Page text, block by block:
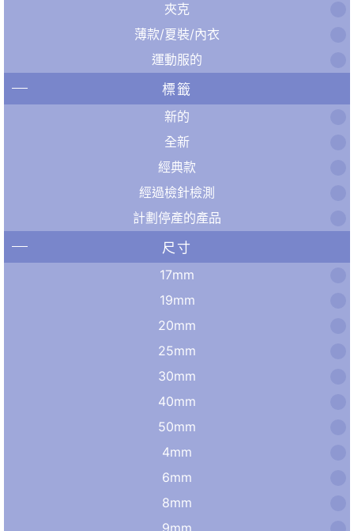
夾克
薄款/夏裝/內衣
運動服的
標籤
新的
全新
經典款
經過檢針檢測
計劃停產的產品
尺寸
17mm
19mm
20mm
25mm
30mm
40mm
50mm
4mm
6mm
8mm